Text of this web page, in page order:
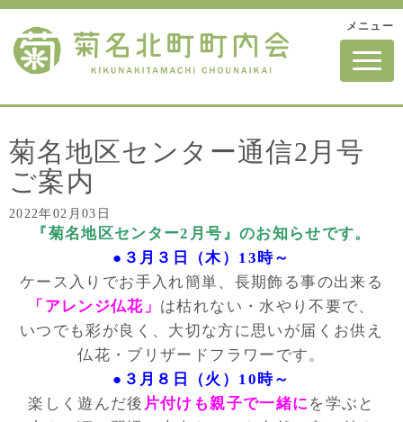
メニュー
N
a
v
菊名地区センター通信2月号
ご案内
2022年02月03日
『菊名地区センター2月号』のお知らせです。
●３月３日（木）13時～
ケース入りでお手入れ簡単、長期飾る事の出来る
「アレンジ仏花」 は枯れない・水やり不要で、
いつでも彩が良く、大切な方に思いが届くお供え
仏花・ブリザードフラワーです。
●３月８日（火）10時～
楽しく遊んだ後 片付けも親子で一緒に を学ぶと